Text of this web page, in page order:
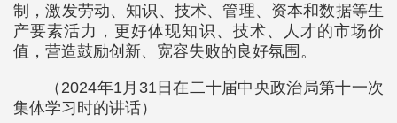
制，激发劳动、知识、技术、管理、资本和数据等生
产要素活力，更好体现知识、技术、人才的市场价
值，营造鼓励创新、宽容失败的良好氛围。
（2024年1月31日在二十届中央政治局第十一次
集体学习时的讲话）